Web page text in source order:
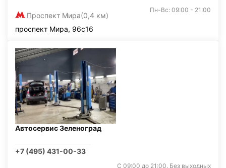
Проспект Мира(0,4 км)
Пн-Вс: 09:00 - 21:00
проспект Мира, 96с16
Автосервис Зеленоград
+7 (495) 431-00-33
С 09:00 до 21:00. Без выходных